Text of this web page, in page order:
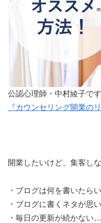
公認心理師・中村綾子です
『カウンセリング開業のリ
開業したいけど、集客し
・ブログは何を書いたら
・ブログに書くネタが思
・毎日の更新が続かない…